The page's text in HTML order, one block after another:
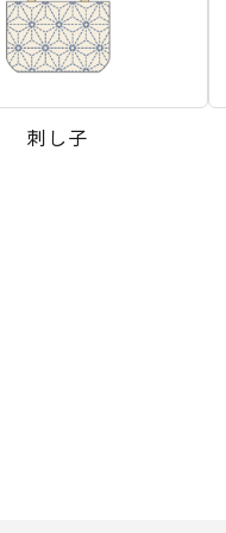
刺し子